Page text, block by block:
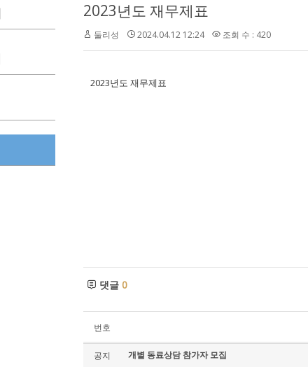
2023년도 재무제표
둘리성 2024.04.12 12:24 조회 수 : 420
2023년도 재무제표
댓글 0
번호
공지 개별 동료상담 참가자 모집